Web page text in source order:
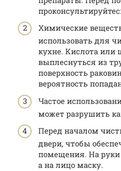
Химические
использовать для
кухне. Кислота или
выплеснуться из
поверхность
вероятность
Частое
может разрушить
Перед началом
двери, чтобы
помещения. На руки
а на лицо маску.